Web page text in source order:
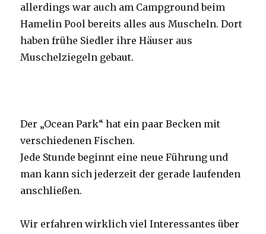
allerdings war auch am Campground beim
Hamelin Pool bereits alles aus Muscheln. Dort
haben frühe Siedler ihre Häuser aus
Muschelziegeln gebaut.
Der „Ocean Park“ hat ein paar Becken mit
verschiedenen Fischen.
Jede Stunde beginnt eine neue Führung und
man kann sich jederzeit der gerade laufenden
anschließen.
Wir erfahren wirklich viel Interessantes über